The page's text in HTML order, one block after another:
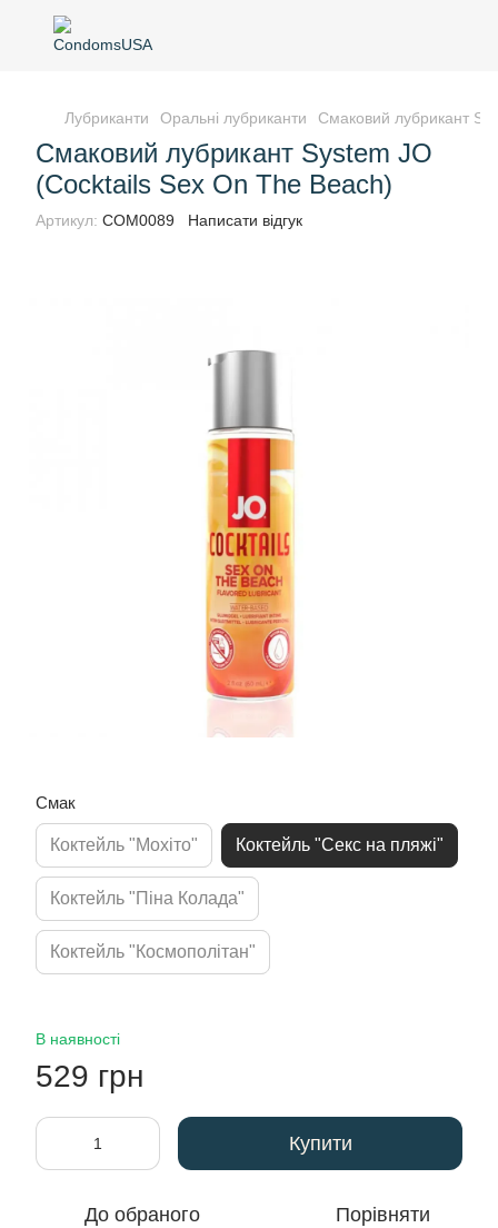
Лубриканти Оральні лубриканти Смаковий лубрикант
Смаковий лубрикант System JO
(Cocktails Sex On The Beach)
Артикул: COM0089 Написати відгук
Смак
Коктейль "Мохіто" Коктейль "Секс на пляжі"
Коктейль "Піна Колада"
Коктейль "Космополітан"
В наявності
529 грн
Купити
До обраного Порівняти